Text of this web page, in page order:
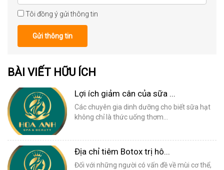
Tôi đồng ý gửi thông tin
Gửi thông tin
BÀI VIẾT HỮU ÍCH
Lợi ích giảm cân của sữa ...
Các chuyên gia dinh dưỡng cho biết sữa hạt
không chỉ là thức uống thơm...
Địa chỉ tiêm Botox trị hô...
Đối với những người có vấn đề về mùi cơ thể,